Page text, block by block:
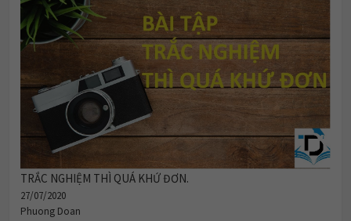
TRẮC NGHIỆM THÌ QUÁ KHỨ ĐƠN.
27/07/2020
Phuong Doan